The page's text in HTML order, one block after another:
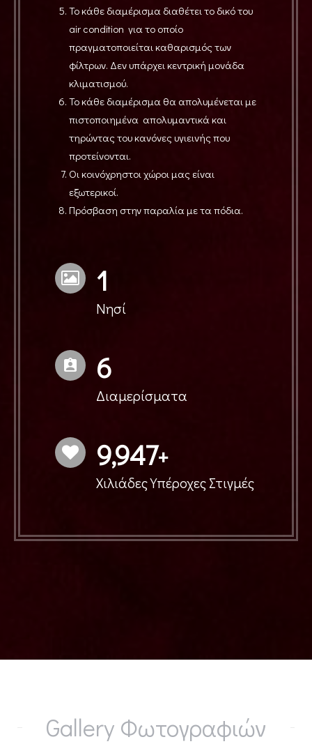
Το κάθε διαμέρισμα διαθέτει το δικό του
air condition για το οποίο
πραγματοποιείται καθαρισμός των
φίλτρων. Δεν υπάρχει κεντρική μονάδα
κλιματισμού.
Το κάθε διαμέρισμα θα απολυμένεται με
πιστοποιημένα απολυμαντικά και
τηρώντας του κανόνες υγιεινής που
προτείνονται.
Οι κοινόχρηστοι χώροι μας είναι
εξωτερικοί.
Πρόσβαση στην παραλία με τα πόδια.
1
Νησί
6
Διαμερίσματα
9,993+
Χιλιάδες Υπέροχες Στιγμές
Gallery Φωτογραφιών